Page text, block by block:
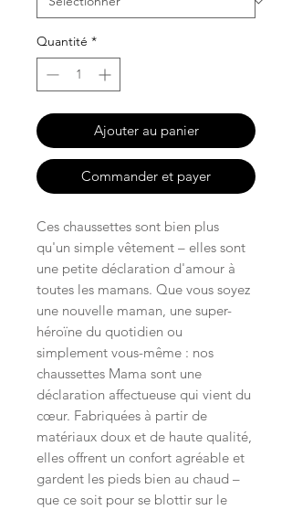
Quantité *
Ajouter au panier
Commander et payer
Ces chaussettes sont bien plus
qu'un simple vêtement – elles sont
une petite déclaration d'amour à
toutes les mamans. Que vous soyez
une nouvelle maman, une super-
héroïne du quotidien ou
simplement vous-même : nos
chaussettes Mama sont une
déclaration affectueuse qui vient du
cœur. Fabriquées à partir de
matériaux doux et de haute qualité,
elles offrent un confort agréable et
gardent les pieds bien au chaud –
que ce soit pour se blottir sur le